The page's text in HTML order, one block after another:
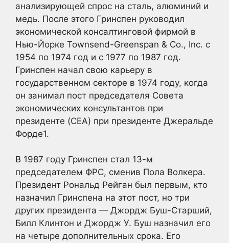
анализирующей спрос на сталь, алюминий и
медь. После этого Гринспен руководил
экономической консалтинговой фирмой в
Нью-Йорке Townsend-Greenspan & Co., Inc. с
1954 по 1974 год и с 1977 по 1987 год.
Гринспен начал свою карьеру в
государственном секторе в 1974 году, когда
он занимал пост председателя Совета
экономических консультантов при
президенте (CEA) при президенте Джеральде
Форде1.
В 1987 году Гринспен стал 13-м
председателем ФРС, сменив Пола Волкера.
Президент Рональд Рейган был первым, кто
назначил Гринспена на этот пост, но три
других президента — Джордж Буш-Старший,
Билл Клинтон и Джордж У. Буш назначил его
на четыре дополнительных срока. Его